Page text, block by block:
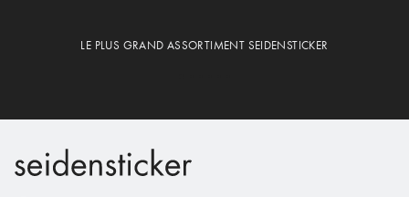
LE PLUS GRAND ASSORTIMENT SEIDENSTICKER